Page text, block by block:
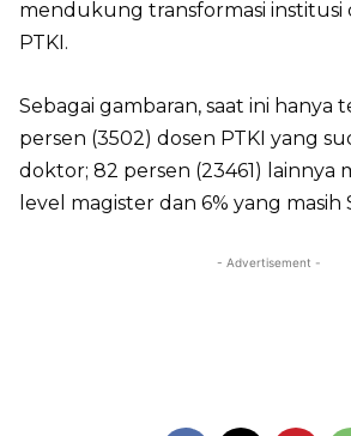
mendukung transformasi institusi
PTKI.
Sebagai gambaran, saat ini hanya
persen (3502) dosen PTKI yang
doktor; 82 persen (23461) lainnya
level magister dan 6% yang masih
- Advertisement -